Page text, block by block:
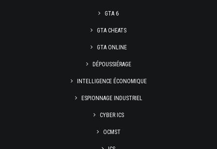
GTA 6
GTA CHEATS
GTA ONLINE
DÉPOUSSIÉRAGE
INTELLIGENCE ÉCONOMIQUE
ESPIONNAGE INDUSTRIEL
CYBER ICS
OCMST